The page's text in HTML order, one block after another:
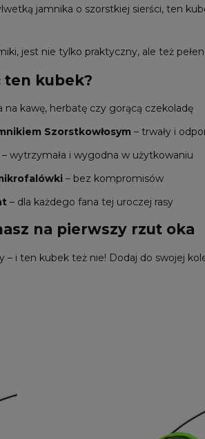
jamnika o szorstkiej sierści, ten
jest nie tylko praktyczny, ale też
ten kubek?
na kawę, herbatę czy gorącą czekoladę
Szorstkowłosym – trwały i
– wytrzymała i wygodna w użytkowaniu
– bez kompromisów
– dla każdego fana tej uroczej rasy
na pierwszy rzut oka
– i ten kubek też nie! Dodaj do swojej